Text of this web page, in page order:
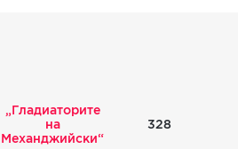
„Гладиаторите
на
Механджийски“
328